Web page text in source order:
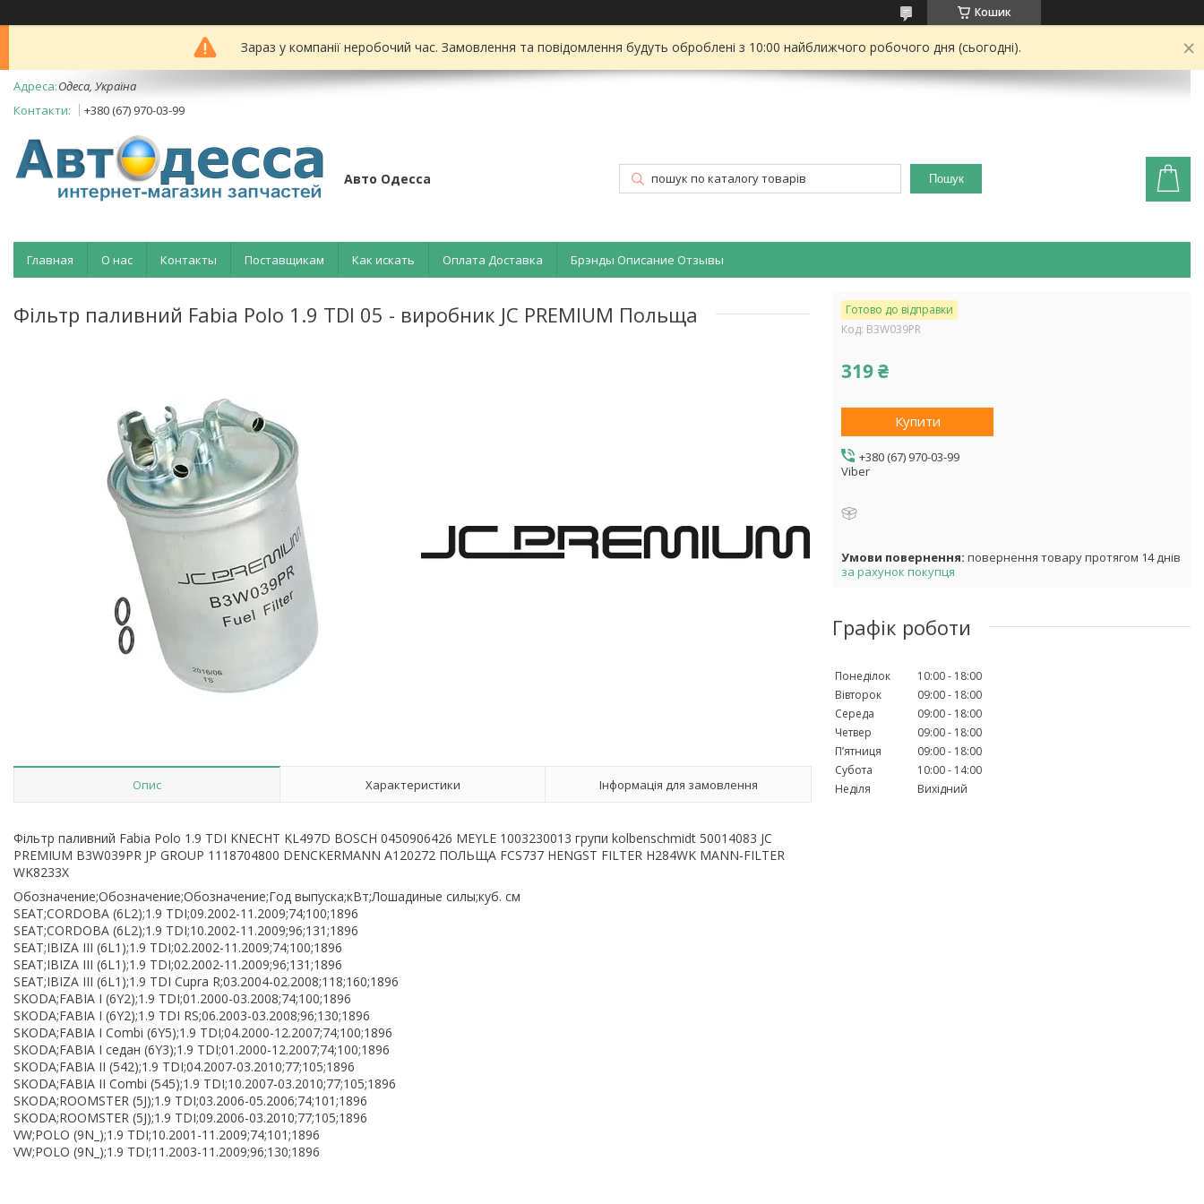
Кошик
Зараз у компанії неробочий час. Замовлення та повідомлення будуть оброблені з 10:00 найближчого робочого дня (сьогодні).
Одеса, Україна
+380 (67) 970-03-99
Авто Одесса Пошук
Главная О нас Контакты Поставщикам Как искать Оплата Доставка Брэнды Описание Отзывы
Фільтр паливний Fabia Polo 1.9 TDI 05 - виробник JC PREMIUM Польща
Опис Характеристики Інформація для замовлення
Фільтр паливний Fabia Polo 1.9 TDI KNECHT KL497D BOSCH 0450906426 MEYLE 1003230013 групи kolbenschmidt 50014083 JC
PREMIUM B3W039PR JP GROUP 1118704800 DENCKERMANN A120272 ПОЛЬЩА FCS737 HENGST FILTER H284WK MANN-FILTER
WK8233X
Обозначение;Обозначение;Обозначение;Год выпуска;кВт;Лошадиные силы;куб. см
SEAT;CORDOBA (6L2);1.9 TDI;09.2002-11.2009;74;100;1896
SEAT;CORDOBA (6L2);1.9 TDI;10.2002-11.2009;96;131;1896
SEAT;IBIZA III (6L1);1.9 TDI;02.2002-11.2009;74;100;1896
SEAT;IBIZA III (6L1);1.9 TDI;02.2002-11.2009;96;131;1896
SEAT;IBIZA III (6L1);1.9 TDI Cupra R;03.2004-02.2008;118;160;1896
SKODA;FABIA I (6Y2);1.9 TDI;01.2000-03.2008;74;100;1896
SKODA;FABIA I (6Y2);1.9 TDI RS;06.2003-03.2008;96;130;1896
SKODA;FABIA I Combi (6Y5);1.9 TDI;04.2000-12.2007;74;100;1896
SKODA;FABIA I седан (6Y3);1.9 TDI;01.2000-12.2007;74;100;1896
SKODA;FABIA II (542);1.9 TDI;04.2007-03.2010;77;105;1896
SKODA;FABIA II Combi (545);1.9 TDI;10.2007-03.2010;77;105;1896
SKODA;ROOMSTER (5J);1.9 TDI;03.2006-05.2006;74;101;1896
SKODA;ROOMSTER (5J);1.9 TDI;09.2006-03.2010;77;105;1896
VW;POLO (9N_);1.9 TDI;10.2001-11.2009;74;101;1896
VW;POLO (9N_);1.9 TDI;11.2003-11.2009;96;130;1896
Готово до відправки
Код: B3W039PR
319 ₴
Купити
+380 (67) 970-03-99
Viber
повернення товару протягом 14 днів
за рахунок покупця
Графік роботи
Понеділок 10:00
18:00
Вівторок
09:00
18:00
Середа
09:00
18:00
Четвер
09:00
18:00
Пʼятниця
09:00
18:00
Субота
10:00
14:00
Неділя
Вихідний